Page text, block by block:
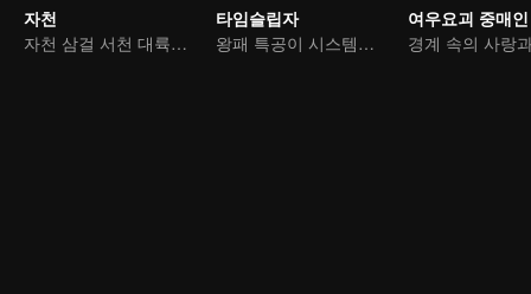
자천
자천 삼걸 서천 대륙을 종횡하다
타임슬립자
왕패 특공이 시스템을 넘어 구황을 누빈다
여우요괴 중매인
경계 속의 사랑